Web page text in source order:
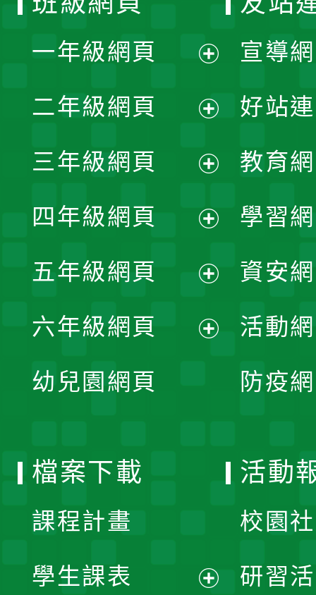
一年級網頁
開
選
單
二年級網頁
開
選
單
三年級網頁
開
選
單
四年級網頁
開
選
五年級網頁
開
六年級網頁
幼兒園網頁
宣導
好站
教育
學習
資安
活動
防疫
檔案下載
課程計畫
學生課表
活動
校園
研習